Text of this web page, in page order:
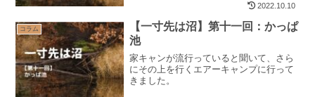
らいの大きさまでに成長した。それと平
たクワガタの幼虫も別の...
2022.10.10
コラム
【一寸先は沼】第十一回：かっぱ
池
家キャンが流行っていると聞いて、さら
にその上を行くエアーキャンプに行って
きました。